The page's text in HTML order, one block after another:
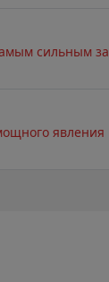
сильным за
явления